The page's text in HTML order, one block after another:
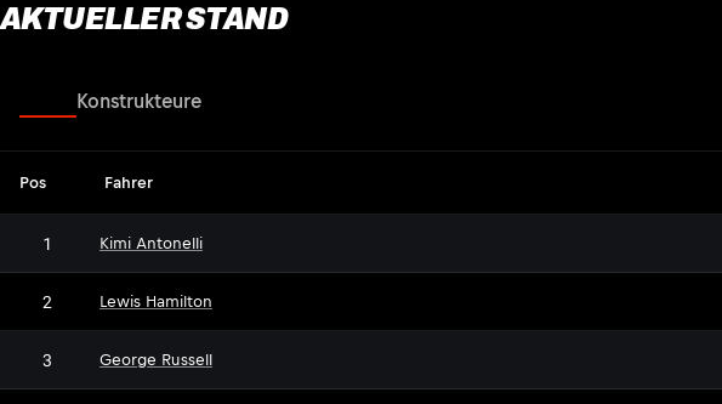
AKTUELLER STAND
Konstrukteure
Pos Fahrer
1 Kimi Antonelli
2 Lewis Hamilton
3 George Russell